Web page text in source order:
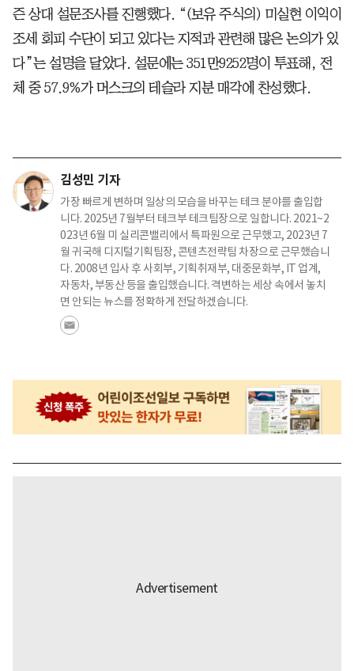
즌 상대 설문조사를 진행했다. “(보유 주식의) 미실현 이익이
조세 회피 수단이 되고 있다는 지적과 관련해 많은 논의가 있
다”는 설명을 달았다. 설문에는 351만9252명이 투표해, 전
체 중 57.9%가 머스크의 테슬라 지분 매각에 찬성했다.
김성민 기자
가장 빠르게 변하며 일상의 모습을 바꾸는 테크 분야를 출입합
니다. 2025년 7월부터 테크부 테크팀장으로 일합니다. 2021~2
023년 6월 미 실리콘밸리에서 특파원으로 근무했고, 2023년 7
월 귀국해 디지털기획팀장, 콘텐츠전략팀 차장으로 근무했습니
다. 2008년 입사 후 사회부, 기획취재부, 대중문화부, IT 업계,
자동차, 부동산 등을 출입했습니다. 격변하는 세상 속에서 놓치
면 안되는 뉴스를 정확하게 전달하겠습니다.